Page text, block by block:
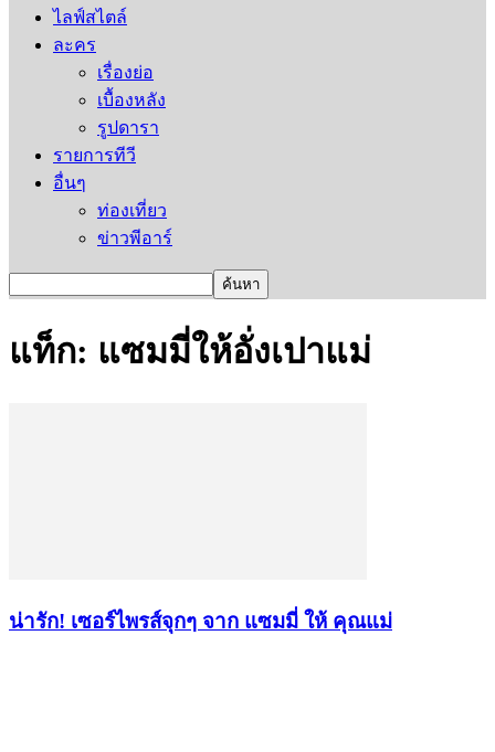
ไลฟ์สไตล์
ละคร
เรื่องย่อ
เบื้องหลัง
รูปดารา
รายการทีวี
อื่นๆ
ท่องเที่ยว
ข่าวพีอาร์
แท็ก: แซมมี่ให้อั่งเปาแม่
น่ารัก! เซอร์ไพรส์จุกๆ จาก แซมมี่ ให้ คุณแม่